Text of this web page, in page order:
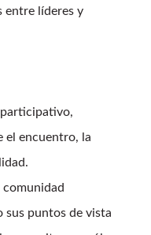
entre líderes y
el encuentro, la
comunidad
sus puntos de vista